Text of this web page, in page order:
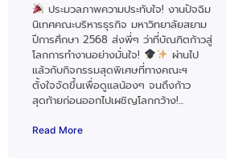
ประมวลภาพความประทับใจ! งานปัจฉิม
นิเทศคณะบริหารธุรกิจ มหาวิทยาลัยสยาม
ปีการศึกษา 2568 ส่งพี่ๆ ว่าที่บัณฑิตก้าวสู่
โลกการทำงานอย่างมั่นใจ!
ผ่านไป
แล้วกับกิจกรรมสุดพิเศษที่ทางคณะฯ
ตั้งใจจัดขึ้นเพื่อดูแลน้องๆ จนถึงก้าว
สุดท้ายก่อนออกไปเผชิญโลกกว้าง!...
Read More